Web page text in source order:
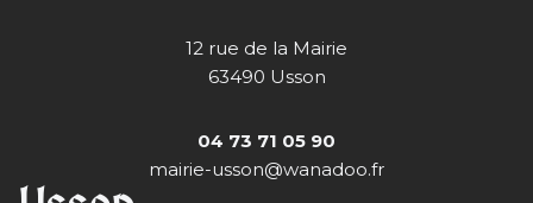
12 rue de la Mairie
63490 Usson
04 73 71 05 90
mairie-usson@wanadoo.fr